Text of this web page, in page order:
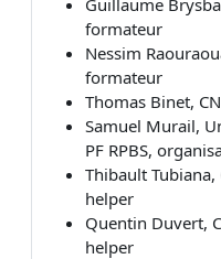
formateur
Nessim
formateur
Thomas Binet,
Samuel Murail,
PF RPBS,
Thibault Tubiana,
helper
Quentin Duvert,
helper